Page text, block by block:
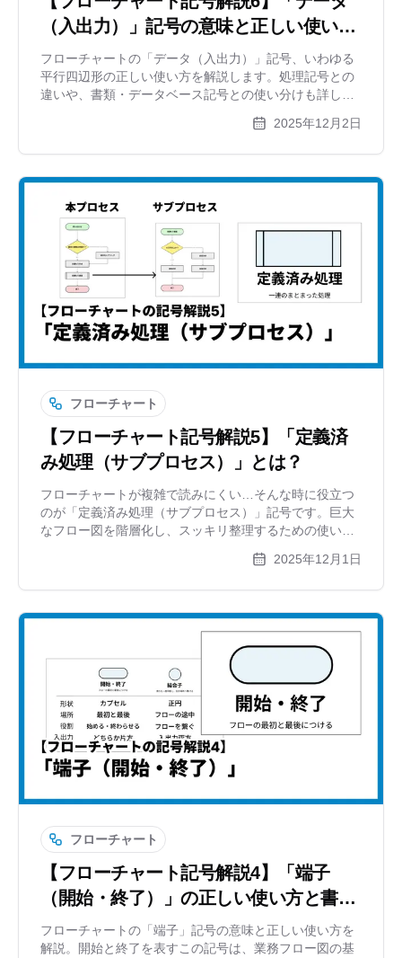
（入出力）」記号の意味と正しい使い方
｜平行四辺形はいつ使う？
フローチャートの「データ（入出力）」記号、いわゆる
平行四辺形の正しい使い方を解説します。処理記号との
違いや、書類・データベース記号との使い分けも詳しく
2025年12月2日
フローチャート
【フローチャート記号解説5】「定義済
み処理（サブプロセス）」とは？
フローチャートが複雑で読みにくい…そんな時に役立つ
のが「定義済み処理（サブプロセス）」記号です。巨大
なフロー図を階層化し、スッキリ整理するための使い方
作図ツールならスムーズに行えるコツも紹介。2025年12月1日
フローチャート
【フローチャート記号解説4】「端子
（開始・終了）」の正しい使い方と書き
方ルール
フローチャートの「端子」記号の意味と正しい使い方を
解説。開始と終了を表すこの記号は、業務フロー図の基